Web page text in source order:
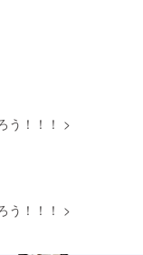
URLを
う！！！ >
う！！！ >